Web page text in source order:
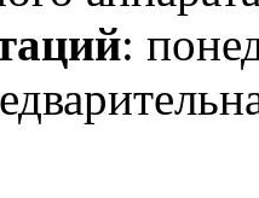
: